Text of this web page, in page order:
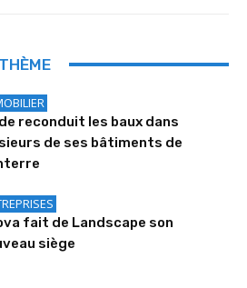
reconduit les baux dans
de ses bâtiments de
fait de Landscape son
siège